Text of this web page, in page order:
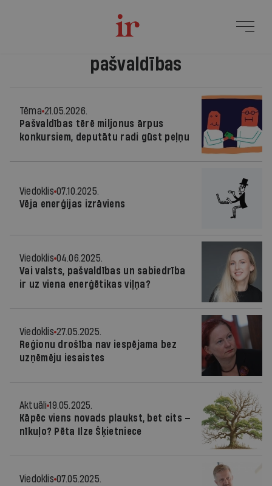
pašvaldības
Tēma 21.05.2026.
Pašvaldības tērē miljonus ārpus
konkursiem, deputātu radi gūst peļņu
Viedoklis 07.10.2025.
Vēja enerģijas izrāviens
Viedoklis 04.06.2025.
Vai valsts, pašvaldības un sabiedrība
ir uz viena enerģētikas viļņa?
Viedoklis 27.05.2025.
Reģionu drošība nav iespējama bez
uzņēmēju iesaistes
Aktuāli 19.05.2025.
Kāpēc viens novads plaukst, bet cits —
nīkuļo? Pēta Ilze Šķietniece
Viedoklis 07.05.2025.